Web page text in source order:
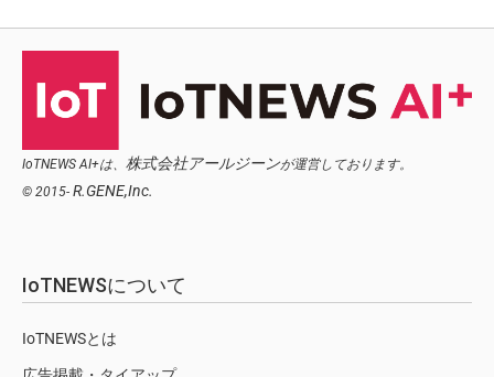
IoTNEWS AI+は、 株式会社アールジーンが運営しております。
© 2015- R.GENE,Inc.
IoTNEWSについて
IoTNEWSとは